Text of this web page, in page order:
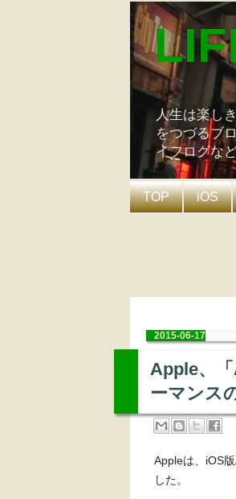
人生は楽し
をつづるブ
イフログな
TOP iOS
2015-06-17
Apple、
ーマンス
Appleは、iOS
した。